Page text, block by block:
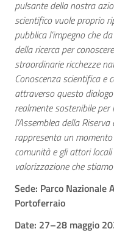
pulsante della nostra
scientifico vuole proprio
pubblica l’impegno che
della ricerca per
straordinarie ricchezze
Conoscenza scientifica e
attraverso questo
realmente sostenibile
l’Assemblea della
rappresenta un
comunità e gli attori
valorizzazione che
Sede: Parco Nazionale
Portoferraio
Date: 27–28 maggio